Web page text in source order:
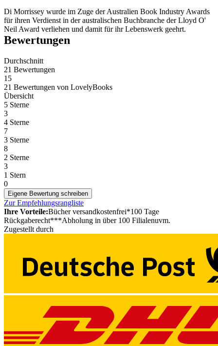
Di Morrissey wurde im Zuge der Australien Book Industry Awards
für ihren Verdienst in der australischen Buchbranche der Lloyd O'
Neil Award verliehen und damit für ihr Lebenswerk geehrt.
Bewertungen
Durchschnitt
21 Bewertungen
15
21 Bewertungen von LovelyBooks
Übersicht
5 Sterne
3
4 Sterne
7
3 Sterne
8
2 Sterne
3
1 Stern
0
Eigene Bewertung schreiben
Zur Empfehlungsrangliste
Ihre Vorteile:Bücher versandkostenfrei*100 Tage
Rückgaberecht***Abholung in über 100 Filialenuvm.
Zugestellt durch